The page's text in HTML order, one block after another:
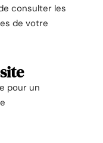
consulter les
de votre